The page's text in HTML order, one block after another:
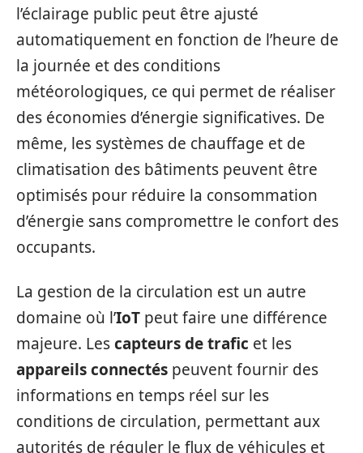
l’éclairage public peut être ajusté
automatiquement en fonction de l’heure de
la journée et des conditions
météorologiques, ce qui permet de réaliser
des économies d’énergie significatives. De
même, les systèmes de chauffage et de
climatisation des bâtiments peuvent être
optimisés pour réduire la consommation
d’énergie sans compromettre le confort des
occupants.
La gestion de la circulation est un autre
domaine où l’IoT peut faire une différence
majeure. Lescapteurs de trafic et les
appareils connectés peuvent fournir des
informations en temps réel sur les
conditions de circulation, permettant aux
autorités de réguler le flux de véhicules et